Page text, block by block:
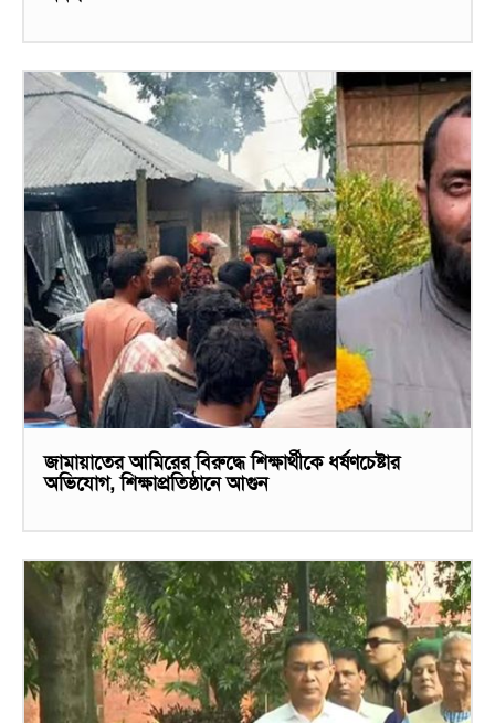
জামায়াতের আমিরের বিরুদ্ধে শিক্ষার্থীকে ধর্ষণচেষ্টার
অভিযোগ, শিক্ষাপ্রতিষ্ঠানে আগুন